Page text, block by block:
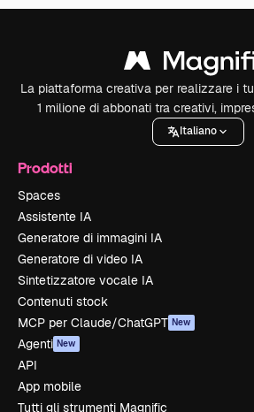
La piattaforma creativa per realizzare i
1 milione di abbonati tra creativi,
Italiano
Prodotti
Spaces
Assistente IA
Generatore di immagini IA
Generatore di video IA
Sintetizzatore vocale IA
Contenuti stock
MCP per Claude/ChatGPT New
Agenti New
API
App mobile
Tutti gli strumenti Magnific